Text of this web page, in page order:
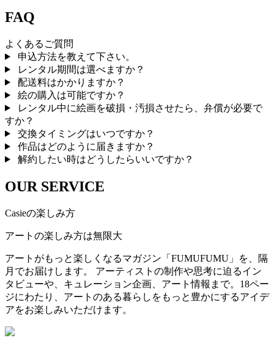
FAQ
よくあるご質問
申込方法を教えて下さい。
レンタル期間は選べますか？
配送料はかかりますか？
絵の購入は可能ですか？
レンタル中に絵画を破損・汚損させたら、弁償が必要で
すか？
交換タイミングはいつですか？
作品はどのように届きますか？
解約したい時はどうしたらいいですか？
OUR SERVICE
Casieの楽しみ方
アートの楽しみ方は無限大
アートがもっと楽しくなるマガジン「FUMUFUMU」を、隔
月でお届けします。 アーティストの制作や思考に迫るイン
タビューや、キュレーション企画、アート情報まで。18ペー
ジにわたり、アートのある暮らしをもっと豊かにするアイデ
アをお楽しみいただけます。